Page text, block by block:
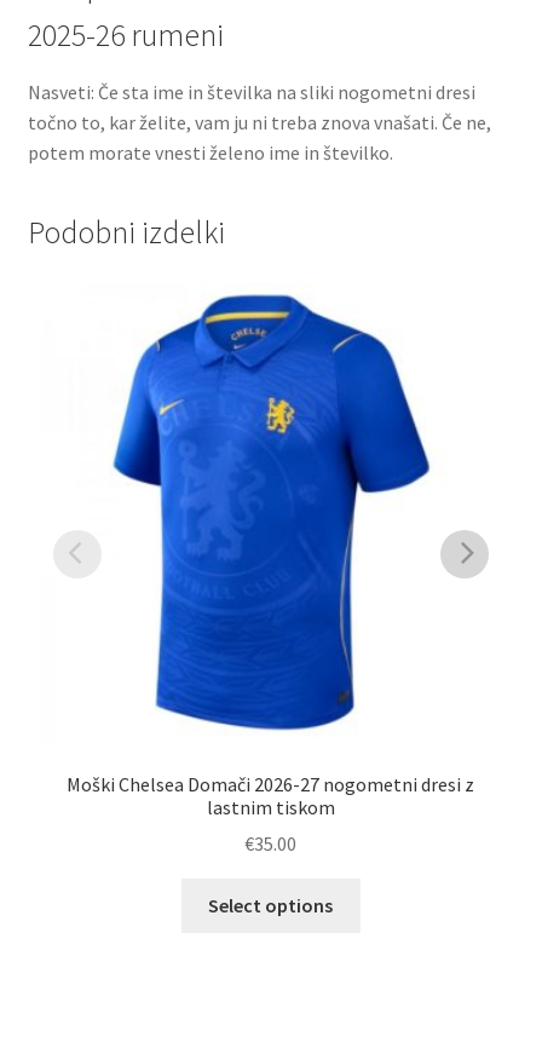
2025-26 rumeni
Nasveti: Če sta ime in številka na sliki nogometni dresi
točno to, kar želite, vam ju ni treba znova vnašati. Če ne,
potem morate vnesti želeno ime in številko.
Podobni izdelki
Moški Chelsea Domači 2026-27 nogometni dresi z
lastnim tiskom
€35.00
Select options